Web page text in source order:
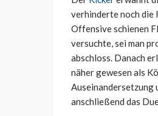
verhinderte noch die
Offensive schienen
versuchte, sei man
abschloss. Danach
näher gewesen als
Auseinandersetzung
anschließend das